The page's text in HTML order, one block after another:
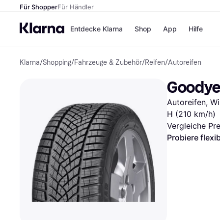
Für ShopperFür Händler
Entdecke Klarna
Zahlungsmethoden
Sofort bezahlen
Bezahle in 3
Teilzahlungen
Bezahle in bis zu 30
Tagen
Ratenzahlung
Shop
Shops
H&M
Temu
App Hilfe
Klarna/Shopping/Fahrzeuge & Zubehör/Reifen/Autoreifen
Autoreifen,
H (210 km/h)
Vergleiche
Probiere